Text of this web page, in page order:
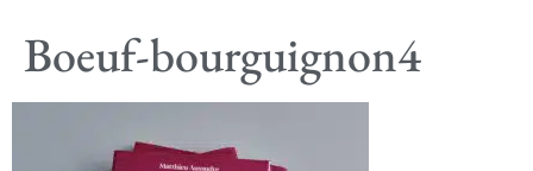
Boeuf-bourguignon4